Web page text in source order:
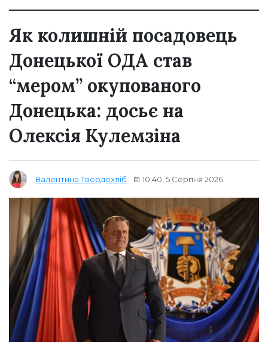
Як колишній посадовець
Донецької ОДА став
“мером” окупованого
Донецька: досьє на
Олексія Кулемзіна
Валентина Твердохліб 10:40, 5 Серпня 2026